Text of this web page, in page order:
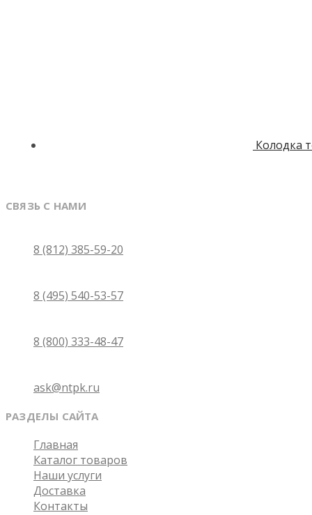
Колодка
СВЯЗЬ С НАМИ
8 (812) 385-59-20
8 (495) 540-53-57
8 (800) 333-48-47
ask@ntpk.ru
РАЗДЕЛЫ САЙТА
Главная
Каталог товаров
Наши услуги
Доставка
Контакты